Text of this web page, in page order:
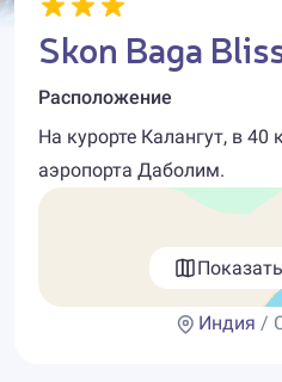
Skon Baga
Расположение
На курорте Калангут, в
аэропорта Даболим.
Индия /